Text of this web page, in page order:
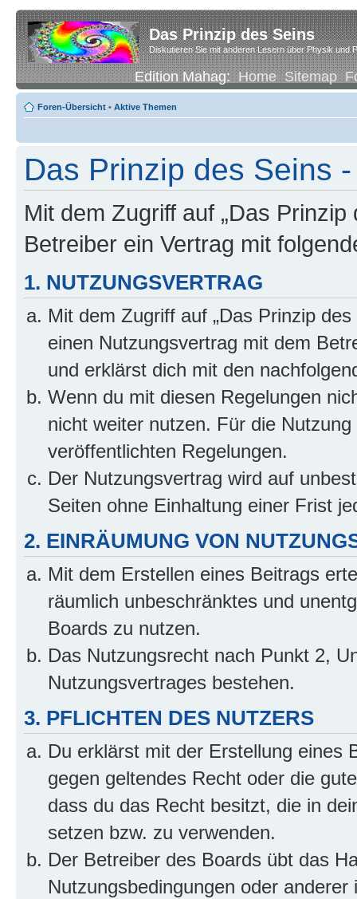
Das Prinzip des Seins
Diskutieren Sie mit anderen Lesern über Physik und
Edition Mahag:Home Sitemap
Foren-Übersicht • Aktive Themen
Das Prinzip des Seins
Mit dem Zugriff auf „Das
Betreiber ein Vertrag mit
1. NUTZUNGSVERTRAG
Mit dem Zugriff auf „Das Prinzip
einen Nutzungsvertrag mit dem
und erklärst dich mit den
Wenn du mit diesen Regelungen
nicht weiter nutzen. Für die
veröffentlichten Regelungen.
Der Nutzungsvertrag wird auf
Seiten ohne Einhaltung einer Frist
2. EINRÄUMUNG VON
Mit dem Erstellen eines Beitrags
räumlich unbeschränktes und
Boards zu nutzen.
Das Nutzungsrecht nach Punkt 2,
Nutzungsvertrages bestehen.
3. PFLICHTEN DES NUTZERS
Du erklärst mit der Erstellung eines
gegen geltendes Recht oder die
dass du das Recht besitzt, die in
setzen bzw. zu verwenden.
Der Betreiber des Boards übt das
Nutzungsbedingungen oder